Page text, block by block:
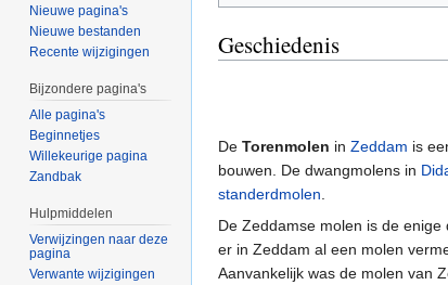
Geschiedenis
De Torenmolen in Zeddam is
bouwen. De dwangmolens in
standerdmolen.
De Zeddamse molen is de
er in Zeddam al een molen
Aanvankelijk was de molen van
Nieuwe pagina's
Nieuwe bestanden
Recente wijzigingen
Bijzondere pagina's
Alle pagina's
Beginnetjes
Willekeurige pagina
Zandbak
Hulpmiddelen
Verwijzingen naar deze
pagina
Verwante wijzigingen